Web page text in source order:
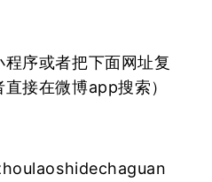
程序或者把下面网址复
接在微博app搜索）